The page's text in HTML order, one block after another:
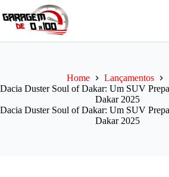
para
Home
Lançamentos
Dacia Duster Soul of Dakar: Um SUV
Dakar 2025
Dacia Duster Soul of Dakar: Um SUV
Dakar 2025